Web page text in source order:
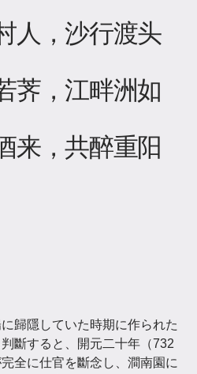
人，沙行渡头
荠，江畔洲如
来，共醉重阳
歸隱していた時期に作られた
斷すると、開元二十年（732
全に仕官を斷念し、澗南園に